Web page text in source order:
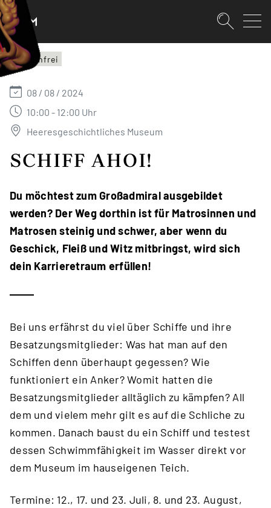
SKIPLINKS
HGM
Kostenfrei
08 / 08 / 2024
10:00 - 12:00 Uhr
Heeresgeschichtliches Museum
SCHIFF AHOI!
Du möchtest zum Großadmiral ausgebildet
werden? Der Weg dorthin ist für Matrosinnen und
Matrosen steinig und schwer, aber wenn du
Geschick, Fleiß und Witz mitbringst, wird sich
dein Karrieretraum erfüllen!
Bei uns erfährst du viel über Schiffe und ihre
Besatzungsmitglieder: Was hat man auf den
Schiffen denn überhaupt gegessen? Wie
funktioniert ein Anker? Womit hatten die
Besatzungsmitglieder alltäglich zu kämpfen? All
dem und vielem mehr gilt es auf die Schliche zu
kommen. Danach baust du ein Schiff und testest
dessen Schwimmfähigkeit im Wasser direkt vor
dem Museum im hauseigenen Teich.
Termine: 12., 17. und 23. Juli, 8. und 23. August,